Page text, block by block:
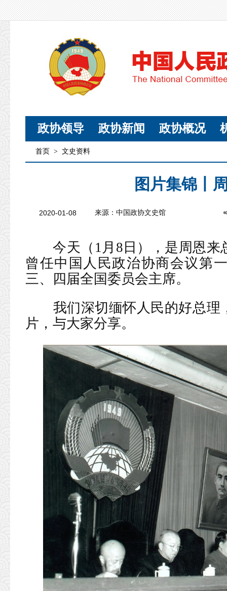
政协领导 政协新闻 政协概况
首页 > 文史资料
图片集锦丨
2020-01-08 来源：中国政协文史馆
今天（1月8日），是周恩来
曾任中国人民政治协商会议第
三、四届全国委员会主席。
我们深切缅怀人民的好总理
片，与大家分享。